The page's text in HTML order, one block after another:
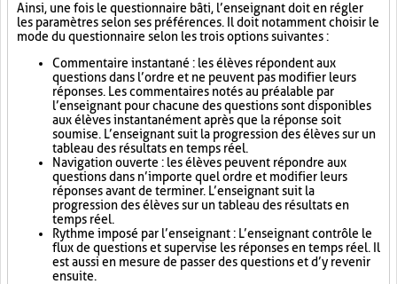
Ainsi, une fois le questionnaire bâti, l’enseignant doit en régler
les paramètres selon ses préférences. Il doit notamment choisir le
mode du questionnaire selon les trois options suivantes :
Commentaire instantané : les élèves répondent aux
questions dans l’ordre et ne peuvent pas modifier leurs
réponses. Les commentaires notés au préalable par
l’enseignant pour chacune des questions sont disponibles
aux élèves instantanément après que la réponse soit
soumise. L’enseignant suit la progression des élèves sur un
tableau des résultats en temps réel.
Navigation ouverte : les élèves peuvent répondre aux
questions dans n’importe quel ordre et modifier leurs
réponses avant de terminer. L’enseignant suit la
progression des élèves sur un tableau des résultats en
temps réel.
Rythme imposé par l’enseignant : L’enseignant contrôle le
flux de questions et supervise les réponses en temps réel. Il
est aussi en mesure de passer des questions et d’y revenir
ensuite.